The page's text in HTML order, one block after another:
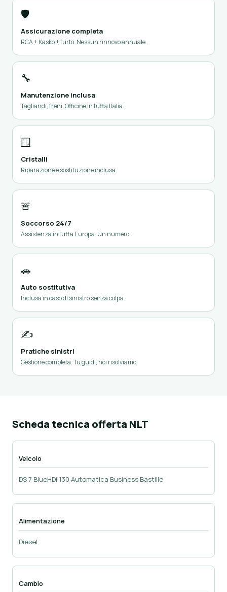
🛡️
Assicurazione completa
RCA + Kasko + furto. Nessun rinnovo annuale.
🔧
Manutenzione inclusa
Tagliandi, freni. Officine in tutta Italia.
🪟
Cristalli
Riparazione e sostituzione inclusa.
🚨
Soccorso 24/7
Assistenza in tutta Europa. Un numero.
🚗
Auto sostitutiva
Inclusa in caso di sinistro senza colpa.
✍️
Pratiche sinistri
Gestione completa. Tu guidi, noi risolviamo.
Scheda tecnica offerta NLT
Veicolo
DS 7 BlueHDi 130 Automatica Business Bastille
Alimentazione
Diesel
Cambio